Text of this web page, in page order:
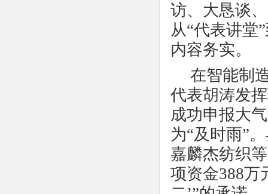
访、大恳谈
从“代表讲堂
内容务实。
在智能制
代表胡涛发
成功申报大
为“及时雨”
嘉麟杰纺织
项资金388万